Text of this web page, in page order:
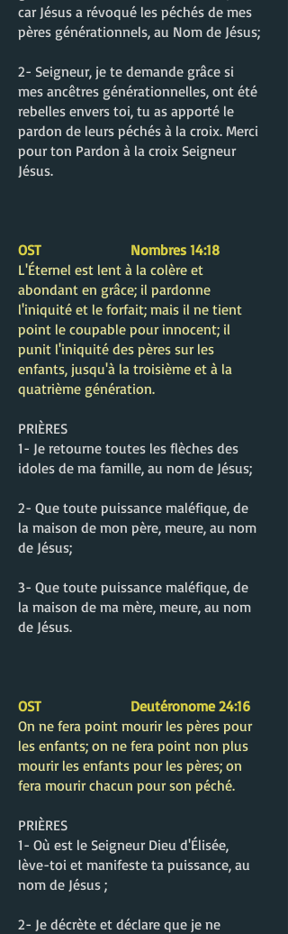
car Jésus a révoqué les péchés de mes
pères générationnels, au Nom de Jésus;
2- Seigneur, je te demande grâce si
mes ancêtres générationnelles, ont été
rebelles envers toi, tu as apporté le
pardon de leurs péchés à la croix. Merci
pour ton Pardon à la croix Seigneur
Jésus.
OST Nombres 14:18
L'Éternel est lent à la colère et
abondant en grâce; il pardonne
l'iniquité et le forfait; mais il ne tient
point le coupable pour innocent; il
punit l'iniquité des pères sur les
enfants, jusqu'à la troisième et à la
quatrième génération.
PRIÈRES
1- Je retourne toutes les flèches des
idoles de ma famille, au nom de Jésus;
2- Que toute puissance maléfique, de
la maison de mon père, meure, au nom
de Jésus;
3- Que toute puissance maléfique, de
la maison de ma mère, meure, au nom
de Jésus.
OST Deutéronome 24:16
On ne fera point mourir les pères pour
les enfants; on ne fera point non plus
mourir les enfants pour les pères; on
fera mourir chacun pour son péché.
PRIÈRES
1- Où est le Seigneur Dieu d'Élisée,
lève-toi et manifeste ta puissance, au
nom de Jésus ;
2- Je décrète et déclare que je ne